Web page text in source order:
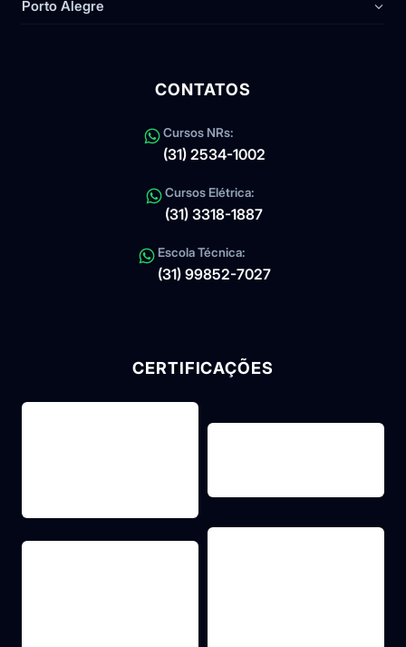
Porto Alegre
CONTATOS
Cursos NRs:
(31) 2534-1002
Cursos Elétrica:
(31) 3318-1887
Escola Técnica:
(31) 99852-7027
CERTIFICAÇÕES